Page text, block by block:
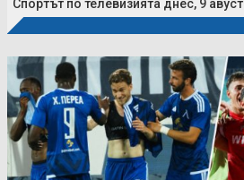
Спортът по телевизията днес, 9 авуст